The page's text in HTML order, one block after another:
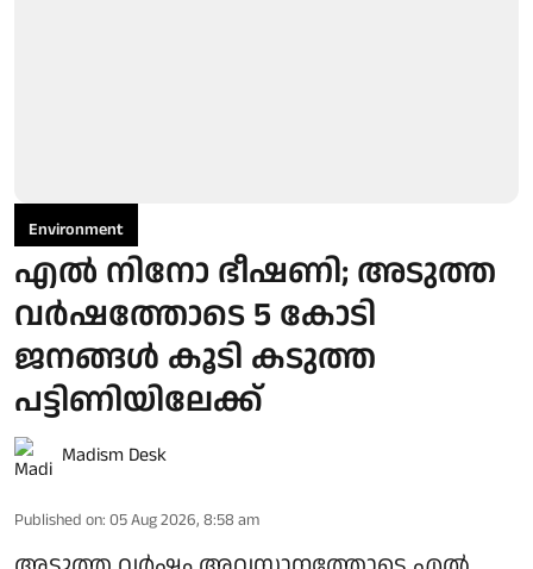
Environment
എൽ നിനോ ഭീഷണി; അടുത്ത
വർഷത്തോടെ 5 കോടി
ജനങ്ങൾ കൂടി കടുത്ത
പട്ടിണിയിലേക്ക്
Madism Desk
Published on: 05 Aug 2026, 8:58 am